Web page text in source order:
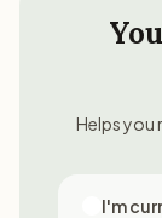
Helps you
I'm